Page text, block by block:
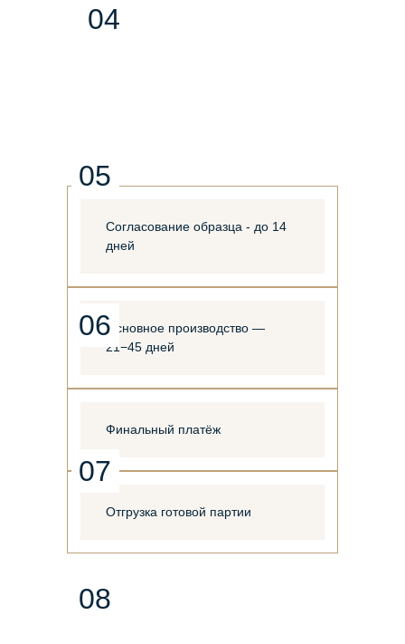
Согласование образца - до 14
дней
Основное производство —
21−45 дней
Финальный платёж
Отгрузка готовой партии
08
07
06
05
04